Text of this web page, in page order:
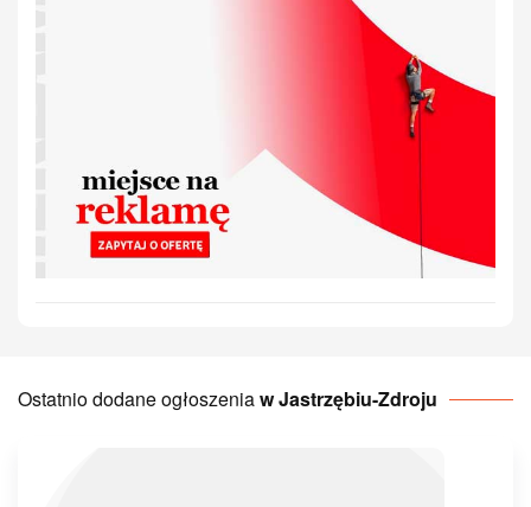
Ostatnio dodane ogłoszeniaw Jastrzębiu-Zdroju